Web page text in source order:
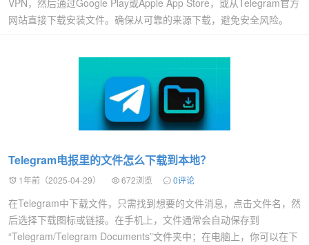
VPN，然后通过Google Play或Apple App Store，或从Telegram官方
网站直接下载安装文件。确保从可靠的来源下载，避免安全风险。
Telegram电报里的文件怎么下载到本地？
1年前（2025-04-29） 672浏览 0评论
在Telegram中下载文件，只需找到想要的文件消息，点击文件名，然
后选择下载图标或链接。在手机上，文件通常会自动保存到
“Telegram/Telegram Documents”文件夹中；在电脑上，你可以在下